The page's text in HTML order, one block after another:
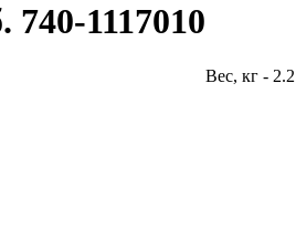
1117010
Вес, кг -